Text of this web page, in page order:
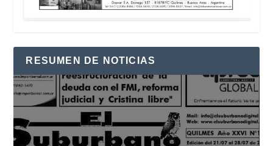
RESUMEN DE NOTICIAS
Reproductor
de
vídeo